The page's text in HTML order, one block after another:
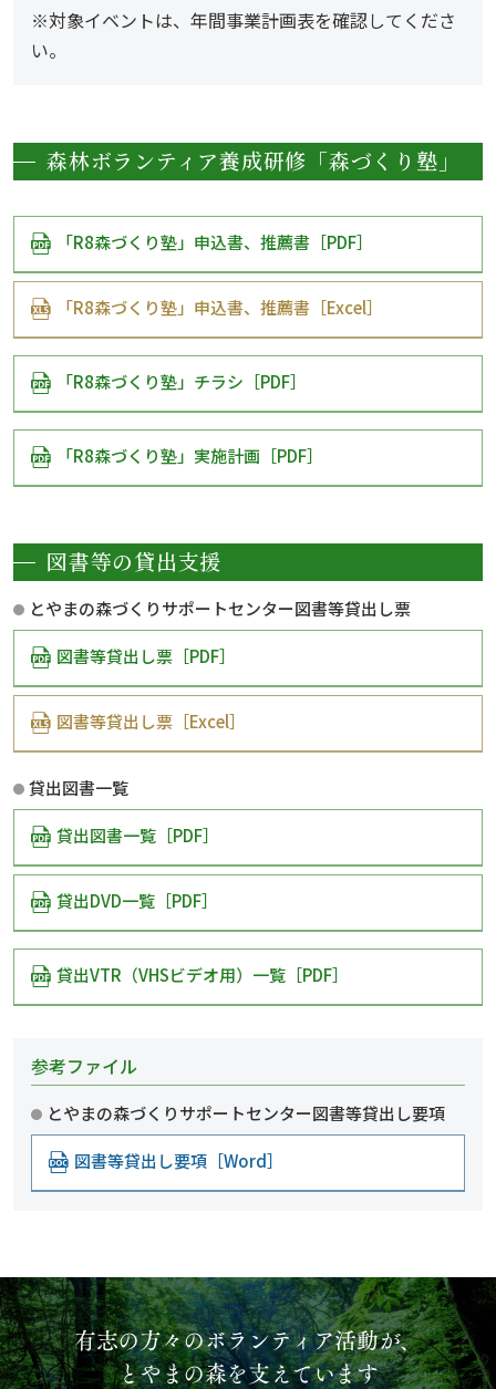
※対象イベントは、年間事業計画表を確認してくださ
い。
森林ボランティア養成研修「森づくり塾」
「R8森づくり塾」申込書、推薦書［PDF］
「R8森づくり塾」申込書、推薦書［Excel］
「R8森づくり塾」チラシ［PDF］
「R8森づくり塾」実施計画［PDF］
図書等の貸出支援
とやまの森づくりサポートセンター図書等貸出し票
図書等貸出し票［PDF］
図書等貸出し票［Excel］
貸出図書一覧
貸出図書一覧［PDF］
貸出DVD一覧［PDF］
貸出VTR（VHSビデオ用）一覧［PDF］
参考ファイル
とやまの森づくりサポートセンター図書等貸出し要項
図書等貸出し要項［Word］
有志の方々のボランティア活動が、
とやまの森を支えています